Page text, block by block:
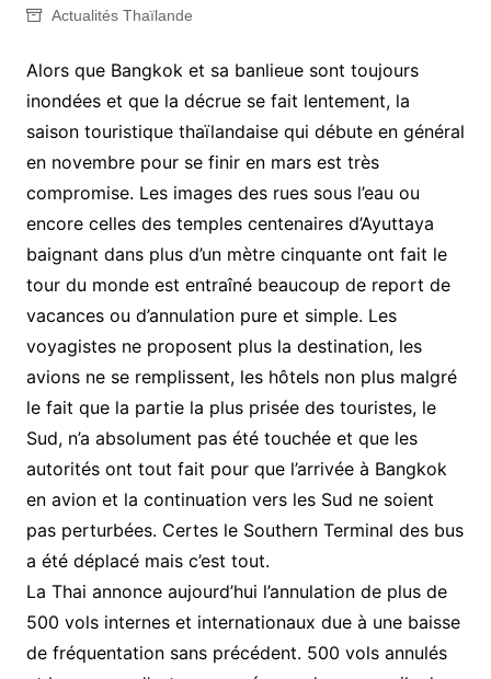
Actualités Thaïlande
Alors que Bangkok et sa banlieue sont toujours
inondées et que la décrue se fait lentement, la
saison touristique thaïlandaise qui débute en général
en novembre pour se finir en mars est très
compromise. Les images des rues sous l’eau ou
encore celles des temples centenaires d’Ayuttaya
baignant dans plus d’un mètre cinquante ont fait le
tour du monde est entraîné beaucoup de report de
vacances ou d’annulation pure et simple. Les
voyagistes ne proposent plus la destination, les
avions ne se remplissent, les hôtels non plus malgré
le fait que la partie la plus prisée des touristes, le
Sud, n’a absolument pas été touchée et que les
autorités ont tout fait pour que l’arrivée à Bangkok
en avion et la continuation vers les Sud ne soient
pas perturbées. Certes le Southern Terminal des bus
a été déplacé mais c’est tout.
La Thai annonce aujourd’hui l’annulation de plus de
500 vols internes et internationaux due à une baisse
de fréquentation sans précédent. 500 vols annulés